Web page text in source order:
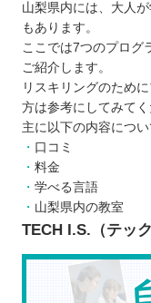
しっ
スケ
オン
受講料
プログラミン
きる
周り
山梨県内には、大人
もあります。
ここでは7つのプログ
ご紹介します。
リスキリングのため
方は参考にしてみてく
主に以下の内容につい
口コミ
料金
学べる言語
山梨県内の教室
TECH I.S.（テッ